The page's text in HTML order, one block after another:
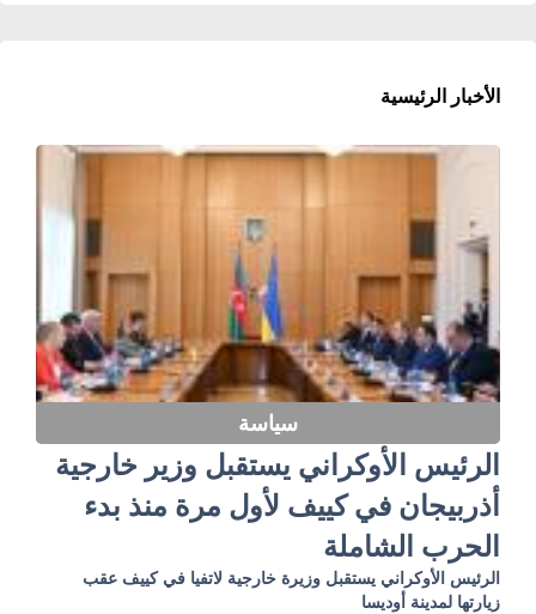
الأخبار الرئيسية
سياسة
الرئيس الأوكراني يستقبل وزير خارجية
أذربيجان في كييف لأول مرة منذ بدء
الحرب الشاملة
الرئيس الأوكراني يستقبل وزيرة خارجية لاتفيا في كييف عقب
زيارتها لمدينة أوديسا